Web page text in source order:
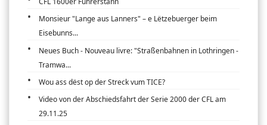
Monsieur "Lange aus Lanners" – e Lëtzebuerger beim
Eisebunns...
Neues Buch - Nouveau livre: "Straßenbahnen in Lothringen -
Tramwa...
Wou ass dëst op der Streck vum TICE?
Video von der Abschiedsfahrt der Serie 2000 der CFL am
29.11.25